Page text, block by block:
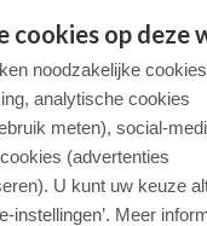
cookies op deze
noodzakelijke
analytische cookies
meten), social-
(advertenties
U kunt uw keuze
instellingen’. Meer